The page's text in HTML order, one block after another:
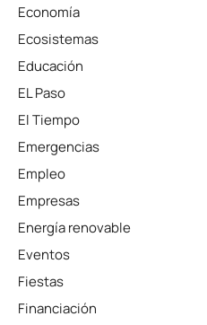
Economía
Ecosistemas
Educación
EL Paso
El Tiempo
Emergencias
Empleo
Empresas
Energía renovable
Eventos
Fiestas
Financiación